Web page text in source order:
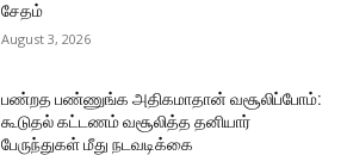
சேதம்
August 3, 2026
பண்றத பண்ணுங்க அதிகமாதான் வசூலிப்போம்:
கூடுதல் கட்டணம் வசூலித்த தனியார்
பேருந்துகள் மீது நடவடிக்கை